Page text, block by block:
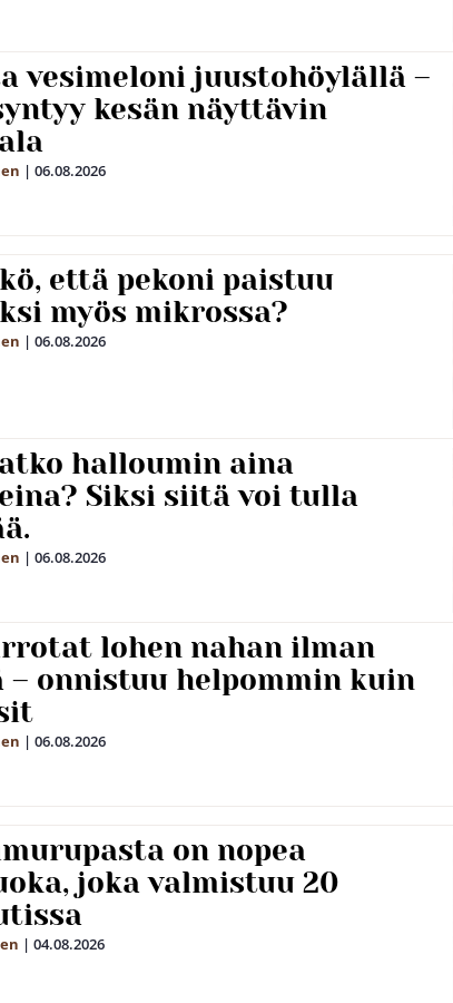
vesimeloni juustohöylällä –
kesän näyttävin
| 06.08.2026
että pekoni paistuu
myös mikrossa?
| 06.08.2026
halloumin aina
Siksi siitä voi tulla
| 06.08.2026
lohen nahan ilman
– onnistuu helpommin kuin
| 06.08.2026
on nopea
joka valmistuu 20
| 04.08.2026